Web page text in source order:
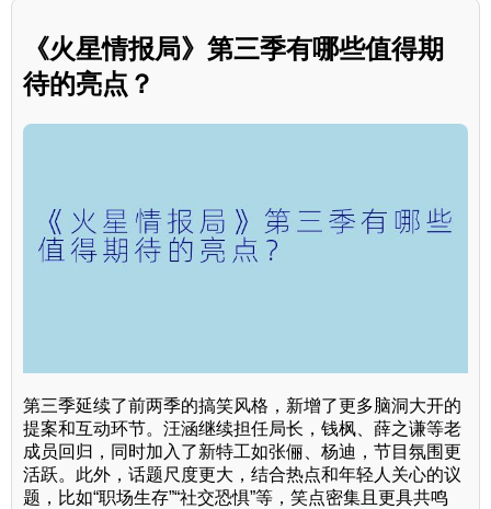
《火星情报局》第三季有哪些值得期
待的亮点？
第三季延续了前两季的搞笑风格，新增了更多脑洞大开的
提案和互动环节。汪涵继续担任局长，钱枫、薛之谦等老
成员回归，同时加入了新特工如张俪、杨迪，节目氛围更
活跃。此外，话题尺度更大，结合热点和年轻人关心的议
题，比如“职场生存”“社交恐惧”等，笑点密集且更具共鸣